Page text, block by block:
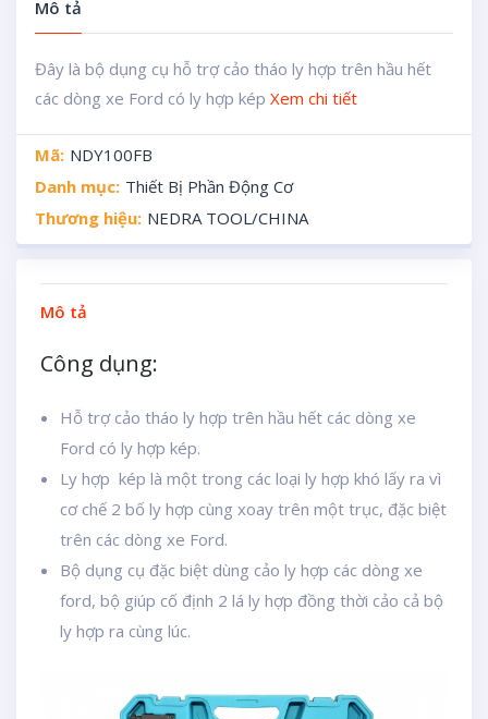
Mô tả
Đây là bộ dụng cụ hỗ trợ cảo tháo ly hợp trên hầu hết
các dòng xe Ford có ly hợp kép Xem chi tiết
Mã: NDY100FB
Danh mục: Thiết Bị Phần Động Cơ
Thương hiệu: NEDRA TOOL/CHINA
Mô tả
Công dụng:
Hỗ trợ cảo tháo ly hợp trên hầu hết các dòng xe
Ford có ly hợp kép.
Ly hợp kép là một trong các loại ly hợp khó lấy ra vì
cơ chế 2 bố ly hợp cùng xoay trên một trục, đặc biệt
trên các dòng xe Ford.
Bộ dụng cụ đặc biệt dùng cảo ly hợp các dòng xe
ford, bộ giúp cố định 2 lá ly hợp đồng thời cảo cả bộ
ly hợp ra cùng lúc.